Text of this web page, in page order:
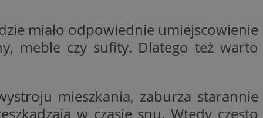
miało odpowiednie umiejscowienie
meble czy sufity. Dlatego też warto
mieszkania, zaburza starannie
w czasie snu. Wtedy często
sesji.
sesji.
zgody
ich interakcji z